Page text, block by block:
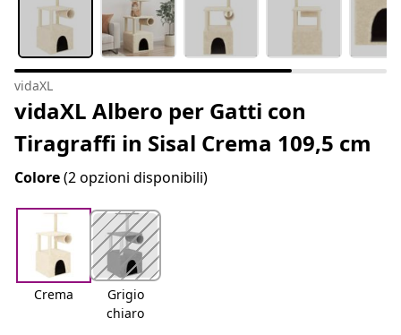
vidaXL
vidaXL Albero per Gatti con
Tiragraffi in Sisal Crema 109,5 cm
Colore(2 opzioni disponibili)
Crema
Grigio
chiaro